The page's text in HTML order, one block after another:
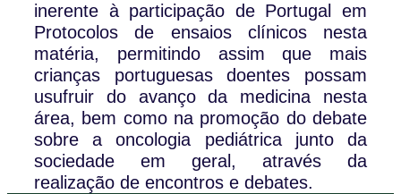
inerente à participação de Portugal em
Protocolos de ensaios clínicos nesta
matéria, permitindo assim que mais
crianças portuguesas doentes possam
usufruir do avanço da medicina nesta
área, bem como na promoção do debate
sobre a oncologia pediátrica junto da
sociedade em geral, através da
realização de encontros e debates.